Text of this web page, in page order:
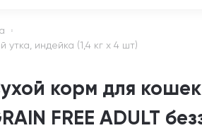
утка, индейка (1,4 кг х 4 шт)
корм для кошек
FREE ADULT